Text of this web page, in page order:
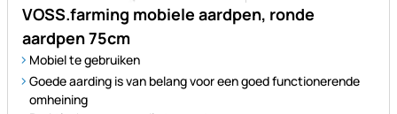
VOSS.farming mobiele aardpen, ronde
aardpen 75cm
Mobiel te gebruiken
Goede aarding is van belang voor een goed functionerende
omheining